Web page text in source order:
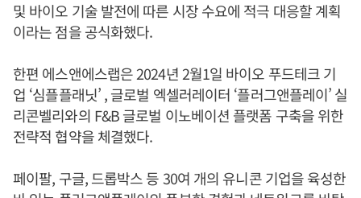
및 바이오 기술 발전에 따른 시장 수요에 적극 대응할 계획
이라는 점을 공식화했다.
한편 에스앤에스랩은 2024년 2월1일 바이오 푸드테크 기
업 ‘심플플래닛’ , 글로벌 엑셀러레이터 ‘플러그앤플레이’ 실
리콘벨리와의 F&B 글로벌 이노베이션 플랫폼 구축을 위한
전략적 협약을 체결했다.
페이팔, 구글, 드롭박스 등 30여 개의 유니콘 기업을 육성한